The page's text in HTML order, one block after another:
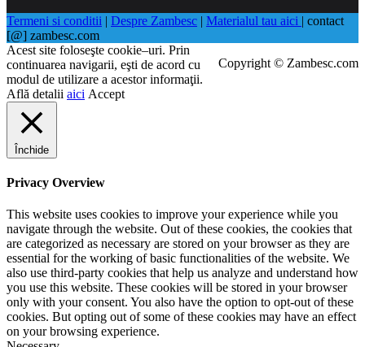
Termeni si conditii | Despre Zambesc | Materialul tau aici | contact
[@] zambesc.com
Copyright © Zambesc.com
Acest site foloseşte cookie–uri. Prin
continuarea navigarii, eşti de acord cu
modul de utilizare a acestor informaţii.
Află detalii aici Accept
Închide
Privacy Overview
This website uses cookies to improve your experience while you
navigate through the website. Out of these cookies, the cookies that
are categorized as necessary are stored on your browser as they are
essential for the working of basic functionalities of the website. We
also use third-party cookies that help us analyze and understand how
you use this website. These cookies will be stored in your browser
only with your consent. You also have the option to opt-out of these
cookies. But opting out of some of these cookies may have an effect
on your browsing experience.